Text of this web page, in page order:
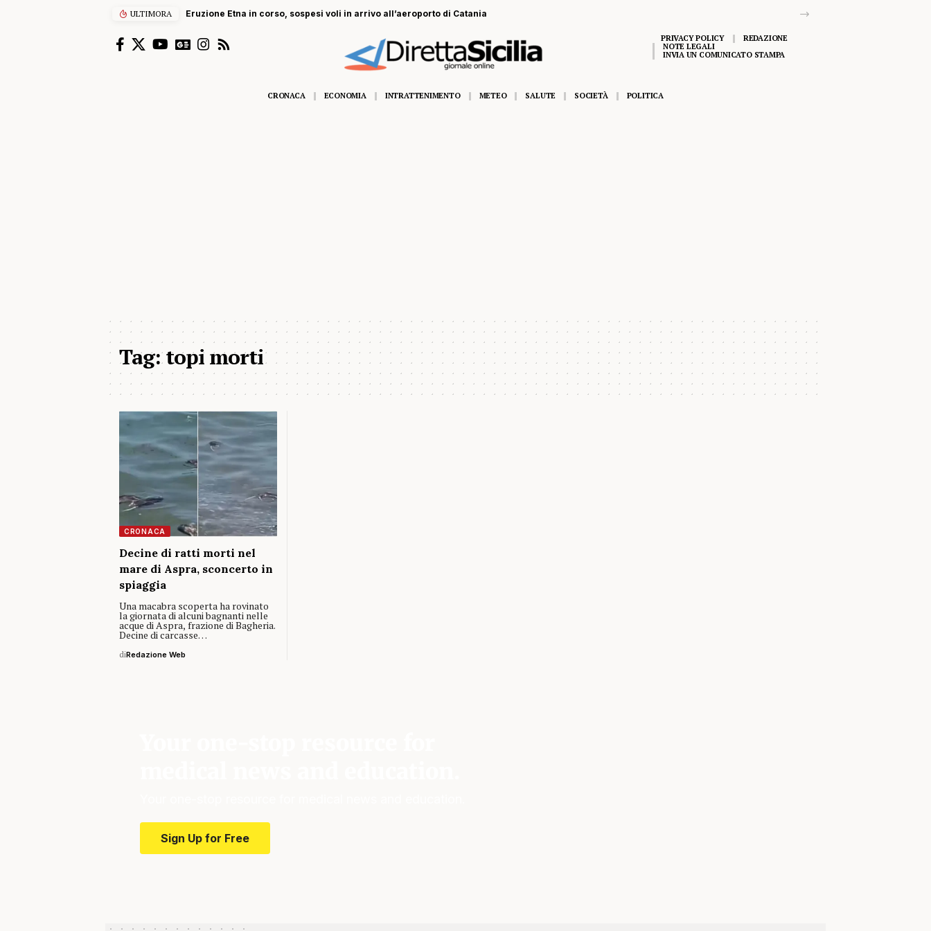
ULTIMORA Eruzione Etna in corso, sospesi voli in arrivo all’aeroporto di Catania
PRIVACY POLICY
REDAZIONE
NOTE LEGALI
INVIA UN COMUNICATO STAMPA
CRONACA ECONOMIA INTRATTENIMENTO METEO SALUTE SOCIETÀ POLITICA
Tag:topi morti
CRONACA
Decine di ratti morti nel
mare di Aspra, sconcerto in
spiaggia
Una macabra scoperta ha rovinato
la giornata di alcuni bagnanti nelle
acque di Aspra, frazione di Bagheria.
Decine di carcasse…
diRedazione Web
Sign Up for Free